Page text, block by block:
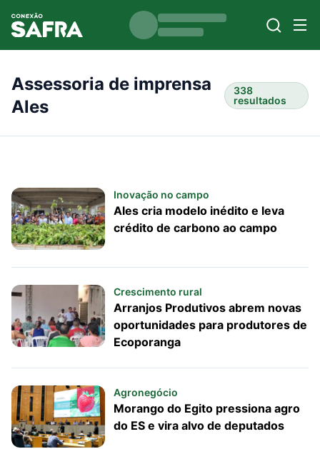
Assessoria de imprensa
Ales
338
resultados
Inovação no campo
Ales cria modelo inédito e leva
crédito de carbono ao campo
Crescimento rural
Arranjos Produtivos abrem novas
oportunidades para produtores de
Ecoporanga
Agronegócio
Morango do Egito pressiona agro
do ES e vira alvo de deputados